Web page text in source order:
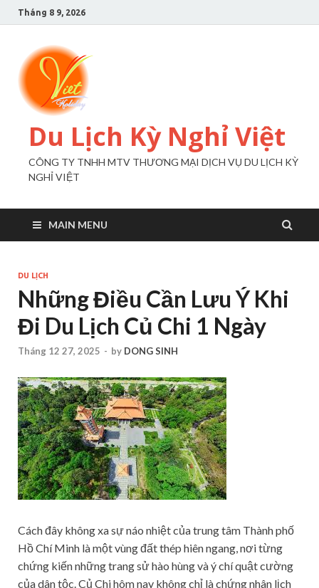
Tháng 8 9, 2026
Du Lịch Kỳ Nghỉ Việt
CÔNG TY TNHH MTV THƯƠNG MẠI DỊCH VỤ DU LỊCH KỲ
NGHỈ VIỆT
MAIN MENU
DU LỊCH
Những Điều Cần Lưu Ý Khi
Đi Du Lịch Củ Chi 1 Ngày
Tháng 12 27, 2025 - by DONG SINH
Cách đây không xa sự náo nhiệt của trung tâm Thành phố
Hồ Chí Minh là một vùng đất thép hiên ngang, nơi từng
chứng kiến những trang sử hào hùng và ý chí quật cường
của dân tộc. Củ Chi hôm nay không chỉ là chứng nhân lịch